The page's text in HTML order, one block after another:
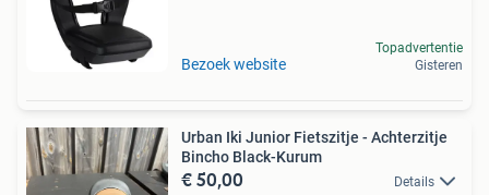
Bezoek website
Topadvertentie
Gisteren
Urban Iki Junior Fietszitje - Achterzitje
Bincho Black-Kurum
€ 50,00 Details